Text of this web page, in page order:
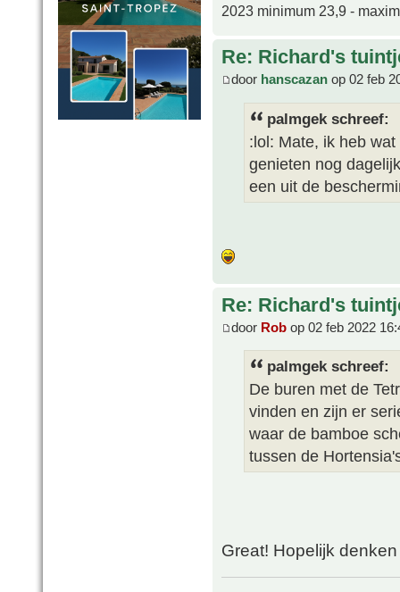
2023 minimum 23,9 -
Re: Richard's
door hanscazan op 02 feb
palmgek schreef:
:lol: Mate, ik heb
genieten nog
een uit de
Re: Richard's
door Rob op 02 feb 2022
palmgek schreef:
De buren met de
vinden en zijn er
waar de bamboe
tussen de
Great! Hopelijk